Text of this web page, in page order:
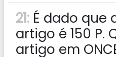
21: É dado que
artigo é 150 P.
artigo em